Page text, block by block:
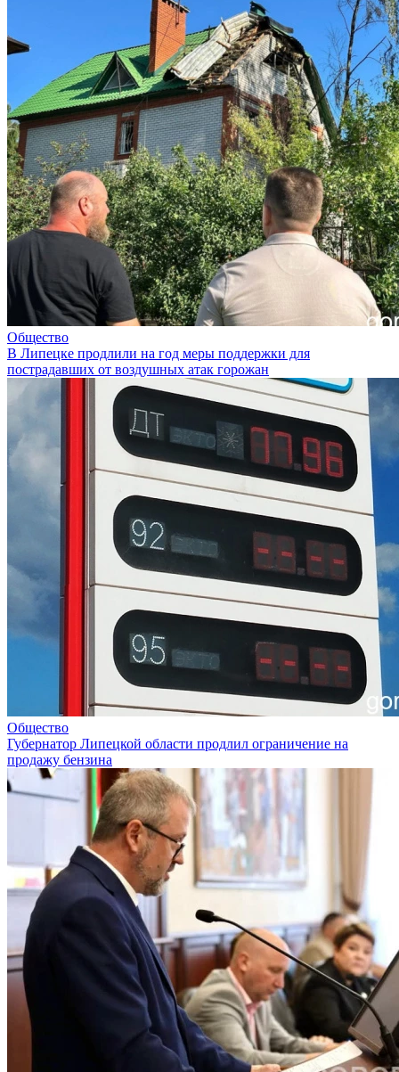
Общество
В Липецке продлили на год меры поддержки для
пострадавших от воздушных атак горожан
Общество
Губернатор Липецкой области продлил ограничение на
продажу бензина